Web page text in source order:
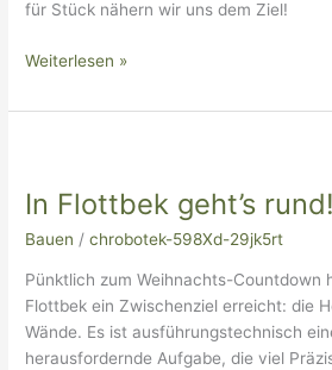
für Stück nähern wir uns dem Ziel!
Weiterlesen »
In Flottbek geht’s rund!
Bauen /chrobotek-598Xd-29jk5rt
Pünktlich zum Weihnachts-Countdown
Flottbek ein Zwischenziel erreicht: die
Wände. Es ist ausführungstechnisch
herausfordernde Aufgabe, die viel
geht’s